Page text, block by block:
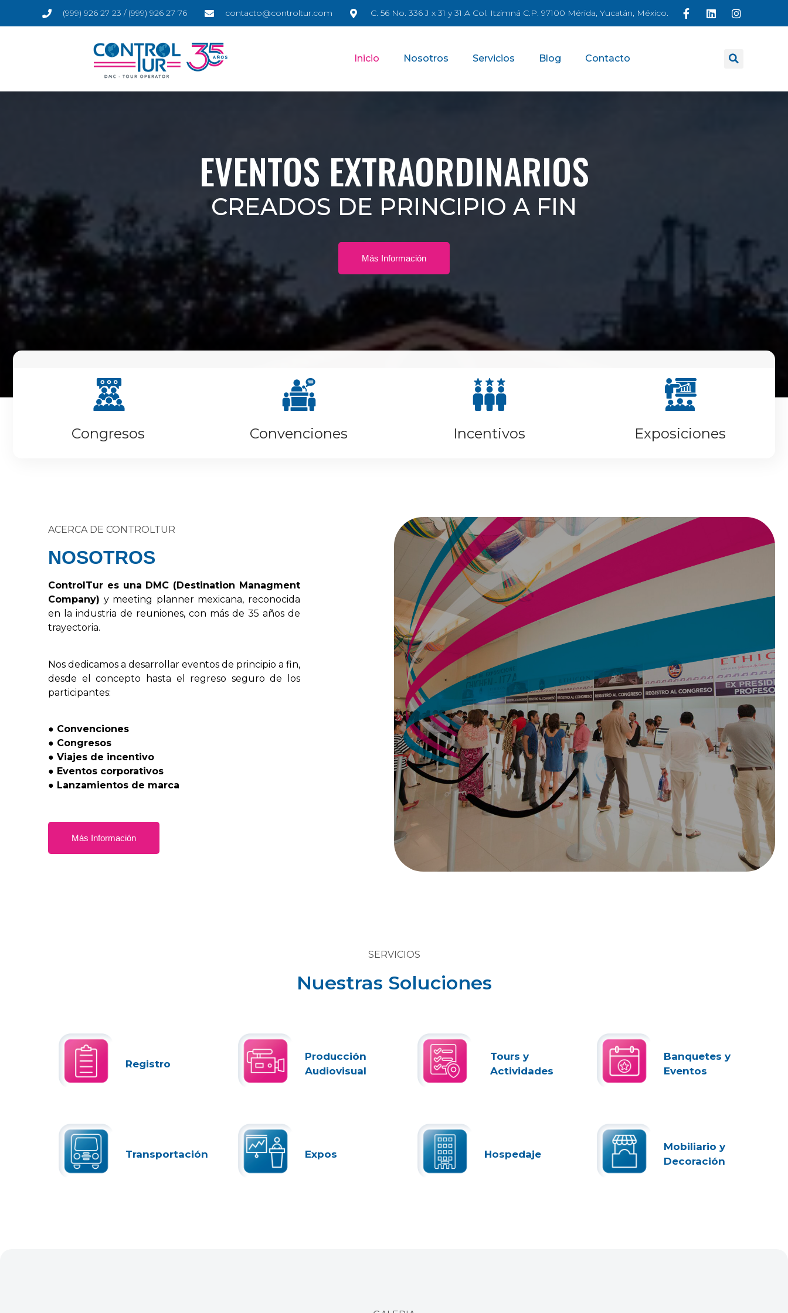
(999) 926 27 23 / (999) 926 27 76 contacto@controltur.com C. 56 No. 336 J x 31 y 31 A Col. Itzimná C.P. 97100 Mérida, Yucatán, México.
Inicio Nosotros Servicios Blog Contacto
EVENTOS EXTRAORDINARIOS
CREADOS DE PRINCIPIO A FIN
Más Información
Congresos Convenciones Incentivos Exposiciones
ACERCA DE CONTROLTUR
NOSOTROS
Control Tur es una DMC (Destination Managment
Company) y meeting planner mexicana, reconocida
en
la industria de reuniones, con más de 35 años de
trayectoria.
Nos dedicamos a desarrollar eventos de principio a fin,
desde el concepto hasta el regreso seguro de
los
participantes:
● Convenciones
● Congresos
● Viajes de incentivo
● Eventos corporativos
● Lanzamientos de marca
Más Información
SERVICIOS
Nuestras Soluciones
Registro
Producción
Audiovisual
Tours y
Actividades
Banquetes y
Eventos
Transportación Expos Hospedaje
Mobiliario y
Decoración